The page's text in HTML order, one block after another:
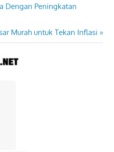
Dengan Peningkatan
Murah untuk Tekan Inflasi